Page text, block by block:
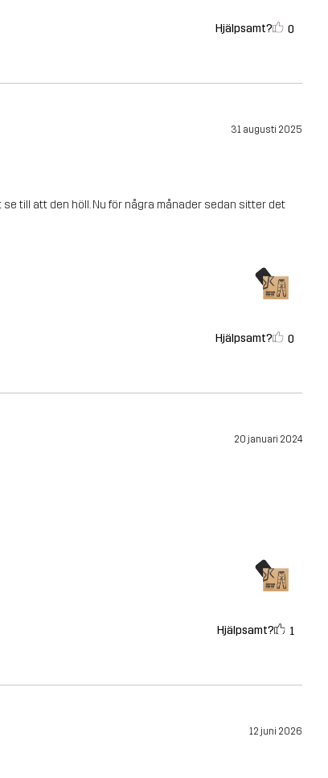
Hjälpsamt? 0
31 augusti 2025
till att den höll. Nu för några månader sedan sitter det
Hjälpsamt? 0
20 januari 2024
Hjälpsamt? 1
12 juni 2026